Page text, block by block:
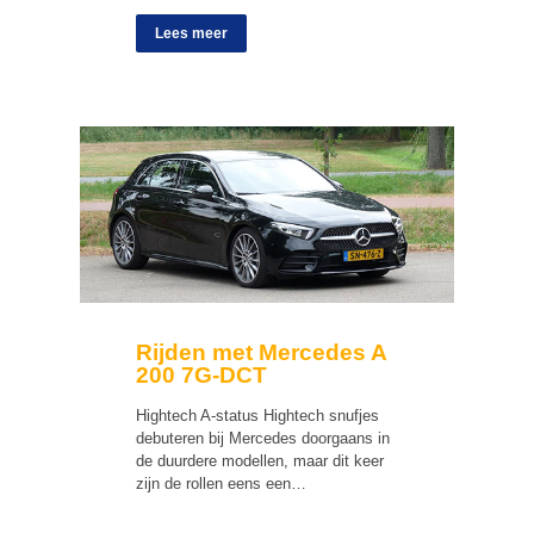
Lees meer
Rijden met Mercedes A
200 7G-DCT
Hightech A-status Hightech snufjes
debuteren bij Mercedes doorgaans in
de duurdere modellen, maar dit keer
zijn de rollen eens een…